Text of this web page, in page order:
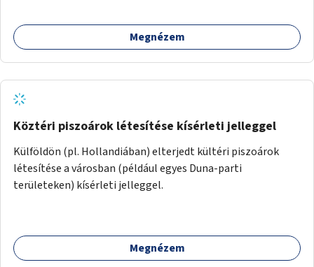
Megnézem
Köztéri piszoárok létesítése kísérleti jelleggel
Külföldön (pl. Hollandiában) elterjedt kültéri piszoárok
létesítése a városban (például egyes Duna-parti
területeken) kísérleti jelleggel.
Megnézem